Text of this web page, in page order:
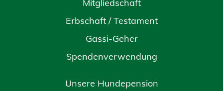
Mitgliedschaft
Erbschaft / Testament
Gassi-Geher
Spendenverwendung
Unsere Hundepension